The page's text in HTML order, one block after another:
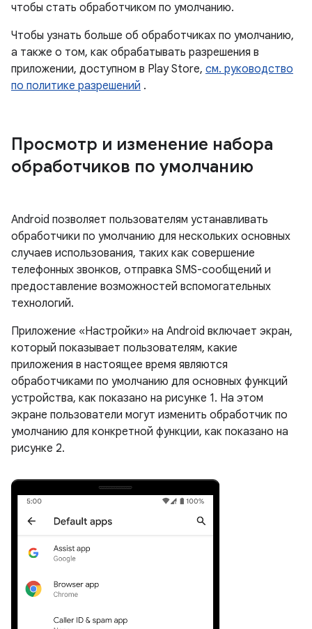
чтобы стать обработчиком по умолчанию.
Чтобы узнать больше об обработчиках по умолчанию,
а также о том, как обрабатывать разрешения в
приложении, доступном в Play Store, см. руководство
по политике разрешений .
Просмотр и изменение набора
обработчиков по умолчанию
Android позволяет пользователям устанавливать
обработчики по умолчанию для нескольких основных
случаев использования, таких как совершение
телефонных звонков, отправка SMS-сообщений и
предоставление возможностей вспомогательных
технологий.
Приложение «Настройки» на Android включает экран,
который показывает пользователям, какие
приложения в настоящее время являются
обработчиками по умолчанию для основных функций
устройства, как показано на рисунке 1. На этом
экране пользователи могут изменить обработчик по
умолчанию для конкретной функции, как показано на
рисунке 2.